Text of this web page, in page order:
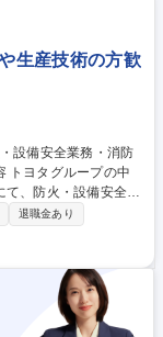
の策定、安全衛生委
■労働災害発生時の
更範囲⇒会社の定める
生産技術の方歓
て、防火・設備安全業
退職金あり